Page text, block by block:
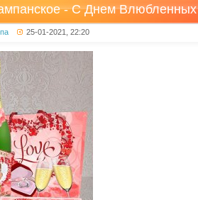
- С Днем Влюбленных
25-01-2021, 22:20